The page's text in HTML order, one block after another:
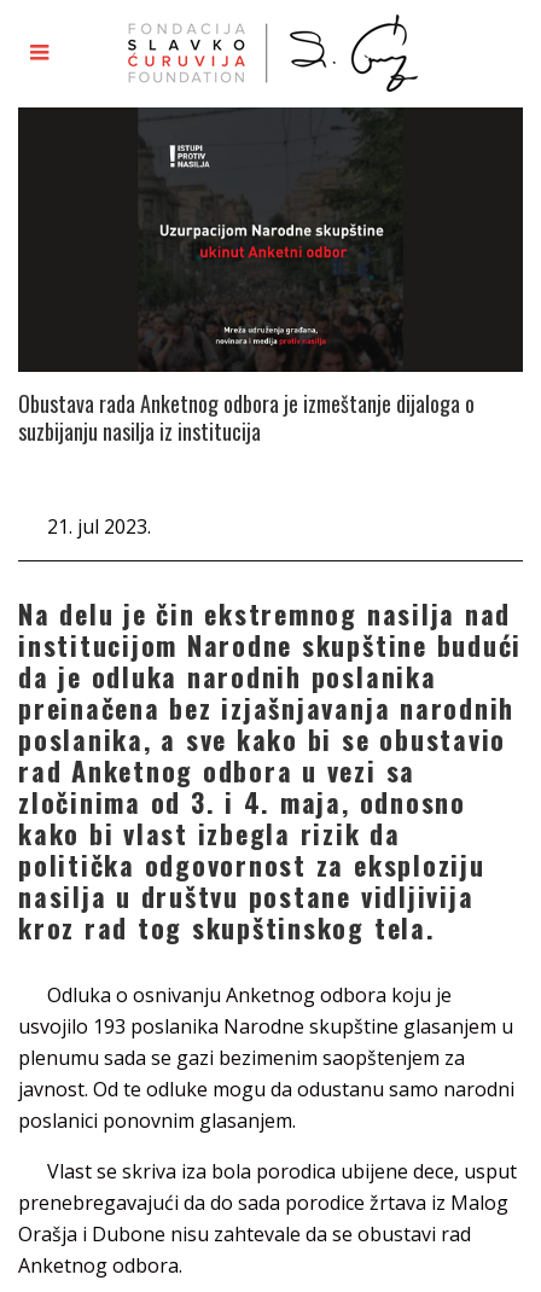
Obustava rada Anketnog odbora je izmeštanje dijaloga o
suzbijanju nasilja iz institucija
21. jul 2023.
Na delu je čin ekstremnog nasilja nad
institucijom Narodne skupštine budući
da je odluka narodnih poslanika
preinačena bez izjašnjavanja narodnih
poslanika, a sve kako bi se obustavio
rad Anketnog odbora u vezi sa
zločinima od 3. i 4. maja, odnosno
kako bi vlast izbegla rizik da
politička odgovornost za eksploziju
nasilja u društvu postane vidljivija
kroz rad tog skupštinskog tela.
Odluka o osnivanju Anketnog odbora koju je
usvojilo 193 poslanika Narodne skupštine glasanjem u
plenumu sada se gazi bezimenim saopštenjem za
javnost. Od te odluke mogu da odustanu samo narodni
poslanici ponovnim glasanjem.
Vlast se skriva iza bola porodica ubijene dece, usput
prenebregavajući da do sada porodice žrtava iz Malog
Orašja i Dubone nisu zahtevale da se obustavi rad
Anketnog odbora.